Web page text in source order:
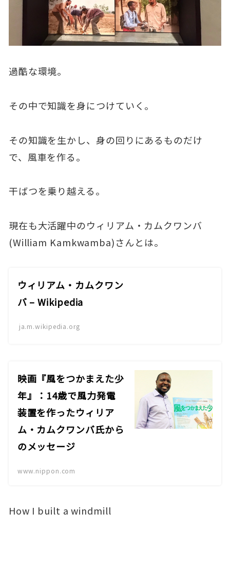
過酷な環境。
その中で知識を身につけていく。
その知識を生かし、身の回りにあるものだけ
で、風車を作る。
干ばつを乗り越える。
現在も大活躍中のウィリアム・カムクワンバ
(William Kamkwamba)さんとは。
ウィリアム・カムクワン
バ – Wikipedia
ja.m.wikipedia.org
映画『風をつかまえた少
年』：14歳で風力発電
装置を作ったウィリア
ム・カムクワンバ氏から
のメッセージ
www.nippon.com
How I built a windmill